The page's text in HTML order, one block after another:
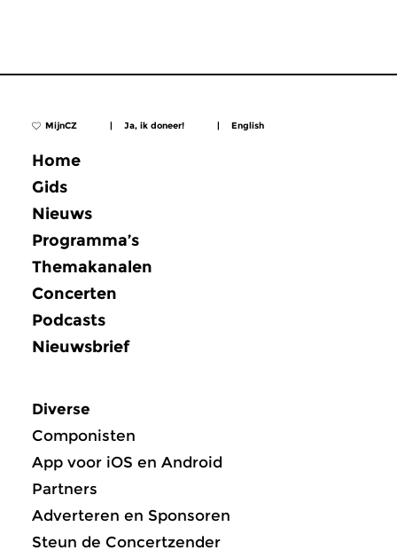
MijnCZ | Ja, ik doneer! | English
Home
Gids
Nieuws
Programma’s
Themakanalen
Concerten
Podcasts
Nieuwsbrief
Diverse
Componisten
App voor iOS en Android
Partners
Adverteren en Sponsoren
Steun de Concertzender